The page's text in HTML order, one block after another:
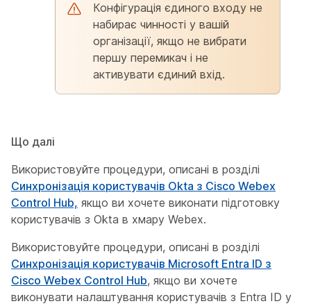
Конфігурація єдиного входу не
набирає чинності у вашій
організації, якщо не вибрати
першу перемикач і не
активувати єдиний вхід.
Що далі
Використовуйте процедури, описані в розділі
Синхронізація користувачів Okta з Cisco Webex
Control Hub, якщо ви хочете виконати підготовку
користувачів з Okta в хмару Webex.
Використовуйте процедури, описані в розділі
Синхронізація користувачів Microsoft Entra ID з
Cisco Webex Control Hub, якщо ви хочете
виконувати налаштування користувачів з Entra ID у